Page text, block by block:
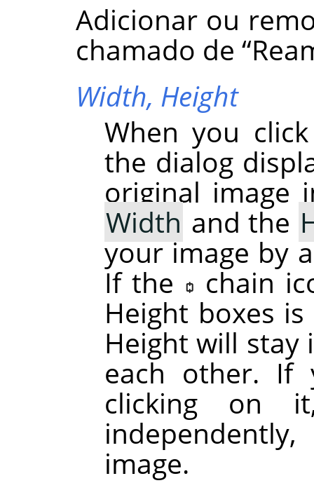
Adicionar ou
chamado de “
Width, Height
When you
the dialog
original image
Width and the
your image by
If the
chain
Height boxes
Height will
each other. If
clicking on
image.